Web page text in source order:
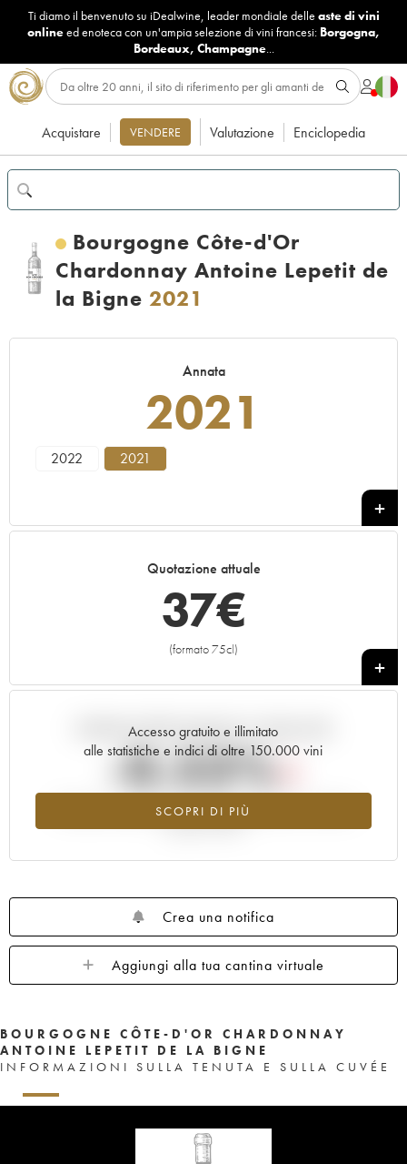
Ti diamo il benvenuto su iDealwine, leader mondiale delle aste di vini
onlineed enoteca con un'ampia selezione di vini francesi: Borgogna,
Bordeaux, Champagne...
Acquistare VENDERE Valutazione Enciclopedia
Bourgogne Côte-d'Or
Chardonnay Antoine Lepetit de
la Bigne 2021
Annata
2021
2022 2021
Quotazione attuale
37€
(formato 75cl)
+
Accesso gratuito e illimitato
alle statistiche e indici di oltre 150.000 vini
SCOPRI DI PIÙ
Andamento della quotazione in tempo reale
-0.53%
Tendenza al ribasso per il valore dell'annata 2021 nel 2026
Crea una notifica
Aggiungi alla tua cantina virtuale
BOURGOGNE CÔTE-D'OR CHARDONNAY
ANTOINE LEPETIT DE LA BIGNE
INFORMAZIONI SULLA TENUTA E SULLA CUVÉE